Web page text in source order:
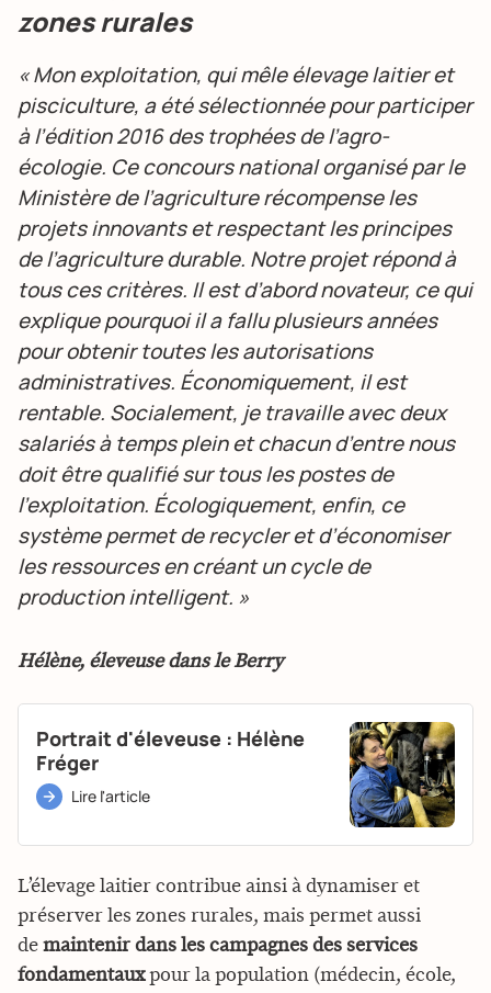
zones rurales
« Mon exploitation, qui mêle élevage laitier et
pisciculture, a été sélectionnée pour participer
à l’édition 2016 des trophées de l’agro-
écologie. Ce concours national organisé par le
Ministère de l’agriculture récompense les
projets innovants et respectant les principes
de l’agriculture durable. Notre projet répond à
tous ces critères. Il est d’abord novateur, ce qui
explique pourquoi il a fallu plusieurs années
pour obtenir toutes les autorisations
administratives. Économiquement, il est
rentable. Socialement, je travaille avec deux
salariés à temps plein et chacun d’entre nous
doit être qualifié sur tous les postes de
l’exploitation. Écologiquement, enfin, ce
système permet de recycler et d’économiser
les ressources en créant un cycle de
production intelligent. »
Hélène, éleveuse dans le Berry
Portrait d'éleveuse : Hélène
Fréger
Lire l'article
L’élevage laitier contribue ainsi à dynamiser et
préserver les zones rurales, mais permet aussi
de maintenir dans les campagnes des services
fondamentauxpour la population (médecin, école,